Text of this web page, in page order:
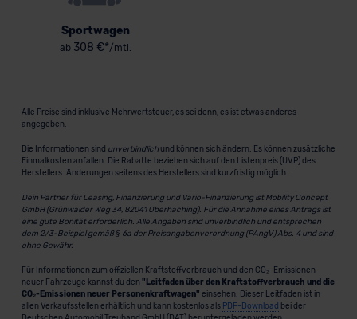
Sportwagen
ab 308 €*/mtl.
Alle Preise sind inklusive Mehrwertsteuer, es sei denn, es ist etwas anderes
angegeben.
Die Informationen sind unverbindlichund können sich ändern. Es können zusätzliche
Einmalkosten anfallen. Die Rabatte beziehen sich auf den Listenpreis (UVP) des
Herstellers. Änderungen seitens des Herstellers sind kurzfristig möglich.
Dein Partner für Leasing, Finanzierung und Vario-Finanzierung ist Mobility Concept
GmbH (Grünwalder Weg 34, 82041 Oberhaching). Für die Annahme eines Antrags ist
eine gute Bonität erforderlich. Alle Angaben sind unverbindlich und entsprechen
dem 2/3-Beispiel gemäß § 6a der Preisangabenverordnung (PAngV) Abs. 4 und sind
ohne Gewähr.
Für Informationen zum offiziellen Kraftstoffverbrauch und den CO₂-Emissionen
neuer Fahrzeuge kannst du den "Leitfaden über den Kraftstoffverbrauch und die
CO₂-Emissionen neuer Personenkraftwagen" einsehen. Dieser Leitfaden ist in
allen Verkaufsstellen erhältlich und kann kostenlos als PDF-Download bei der